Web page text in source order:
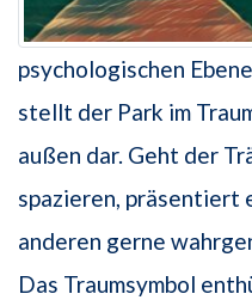
psychologischen
stellt der Park im
außen dar. Geht der
spazieren, präsentiert
anderen gerne
Das Traumsymbol